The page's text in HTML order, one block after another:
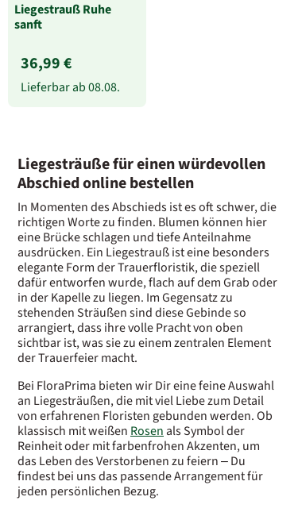
Liegestrauß Ruhe
sanft
36,99 €
Lieferbar ab08.08.
Liegesträuße für einen würdevollen
Abschied online bestellen
In Momenten des Abschieds ist es oft schwer, die
richtigen Worte zu finden. Blumen können hier
eine Brücke schlagen und tiefe Anteilnahme
ausdrücken. Ein Liegestrauß ist eine besonders
elegante Form der Trauerfloristik, die speziell
dafür entworfen wurde, flach auf dem Grab oder
in der Kapelle zu liegen. Im Gegensatz zu
stehenden Sträußen sind diese Gebinde so
arrangiert, dass ihre volle Pracht von oben
sichtbar ist, was sie zu einem zentralen Element
der Trauerfeier macht.
Bei FloraPrima bieten wir Dir eine feine Auswahl
an Liegesträußen, die mit viel Liebe zum Detail
von erfahrenen Floristen gebunden werden. Ob
klassisch mit weißen Rosen als Symbol der
Reinheit oder mit farbenfrohen Akzenten, um
das Leben des Verstorbenen zu feiern – Du
findest bei uns das passende Arrangement für
jeden persönlichen Bezug.